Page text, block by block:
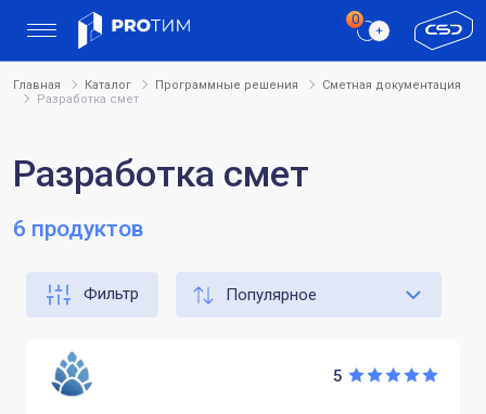
Главная Каталог Программные решения
Сметная документация
Разработка смет
Разработка смет
6 продуктов
Фильтр
5